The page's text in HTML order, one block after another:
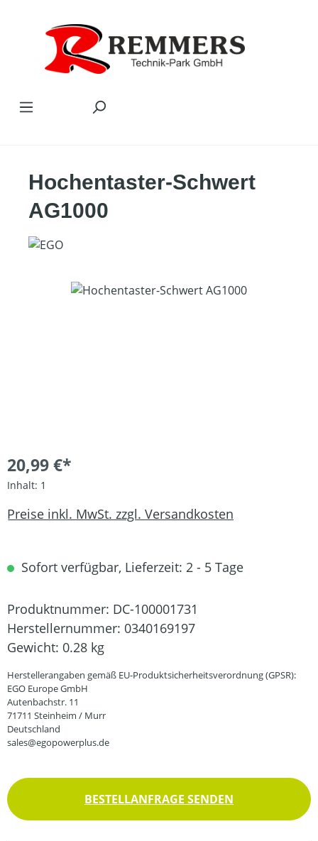
Hochentaster-Schwert
AG1000
Bildergalerie überspringen
20,99 €*
Inhalt: 1
Preise inkl. MwSt. zzgl. Versandkosten
Sofort verfügbar, Lieferzeit: 2 - 5 Tage
Produktnummer: DC-100001731
Herstellernummer: 0340169197
Gewicht: 0.28 kg
Herstellerangaben gemäß EU-Produktsicherheitsverordnung (GPSR):
EGO Europe GmbH
Autenbachstr. 11
71711 Steinheim / Murr
Deutschland
sales@egopowerplus.de
BESTELLANFRAGE SENDEN